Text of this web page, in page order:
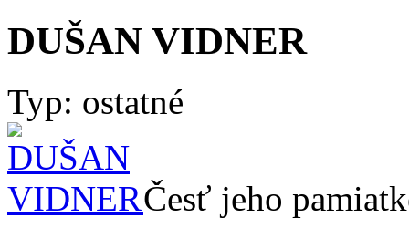
DUŠAN VIDNER
Typ: ostatné
Česť jeho